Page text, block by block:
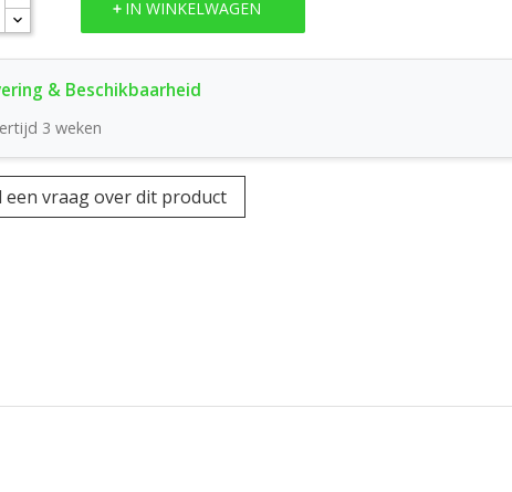
IN WINKELWAGEN
3 weken
een vraag over dit product